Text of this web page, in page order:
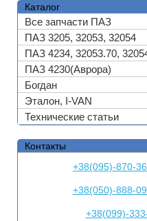
Каталог
Все запчасти ПАЗ
ПАЗ 3205, 32053, 32054
ПАЗ 4234, 32053.70,
ПАЗ 4230(Аврора)
Богдан
Эталон, I-VAN
Технические статьи
Контакты
+38(095)-870-
+38(050)-888-
+38(099)-